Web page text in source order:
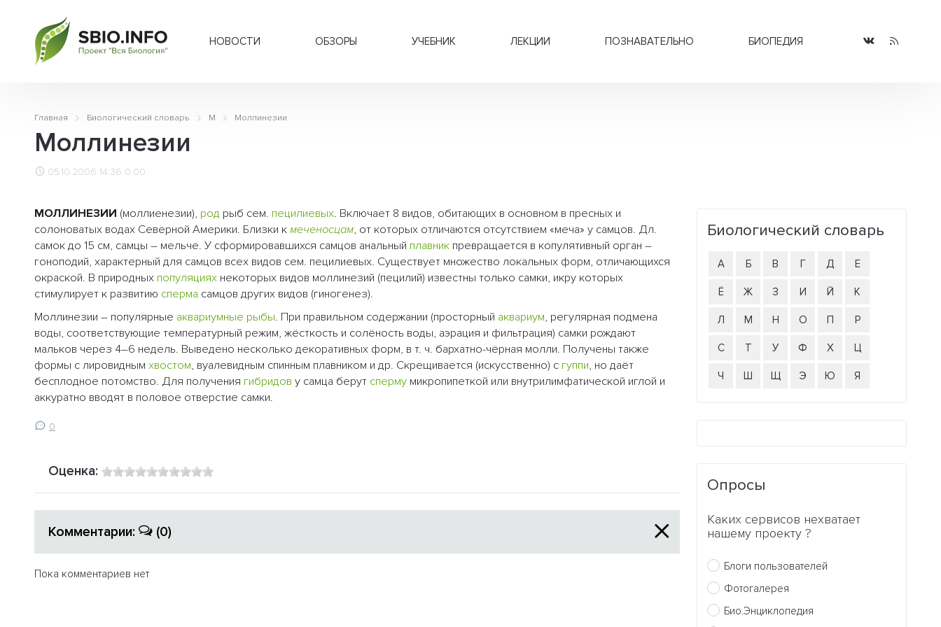
НОВОСТИ ОБЗОРЫ УЧЕБНИК ЛЕКЦИИ ПОЗНАВАТЕЛЬНО БИОПЕДИЯ
Главная Биологический словарь М Моллинезии
Моллинезии
05.10.2006 14:36 0.00
МОЛЛИНЕЗИИ (моллиенезии), род рыб сем. пецилиевых. Включает 8 видов, обитающих в основном в пресных и
солоноватых водах Северной Америки. Близки к меченосцам, от которых отличаются отсутствием «меча» у самцов. Дл.
самок до 15 см, самцы – мельче. У сформировавшихся самцов анальный плавник превращается в копулятивный орган –
гоноподий, характерный для самцов всех видов сем. пецилиевых. Существует множество локальных форм, отличающихся
окраской. В природных популяциях некоторых видов моллинезий (пецилий) известны только самки, икру которых
стимулирует к развитию сперма самцов других видов (гиногенез).
Моллинезии – популярные аквариумные рыбы. При правильном содержании (просторный аквариум, регулярная подмена
воды, соответствующие температурный режим, жёсткость и солёность воды, аэрация и фильтрация) самки рождают
мальков через 4–6 недель. Выведено несколько декоративных форм, в т. ч. бархатно-чёрная молли. Получены также
формы с лировидным хвостом, вуалевидным спинным плавником и др. Скрещивается (искусственно) с гуппи, но даёт
бесплодное потомство. Для получения гибридов у самца берут сперму микропипеткой или внутрилимфатической иглой и
аккуратно вводят в половое отверстие самки.
0
Оценка:
Комментарии: (0)
Пока комментариев нет
Биологический словарь
А Б В Г Д Е
Ё Ж З И Й К
Л М Н О П Р
С Т У Ф Х Ц
Ч Ш Щ Э Ю Я
Опросы
Каких сервисов нехватает
нашему проекту ?
Блоги пользователей
Фотогалерея
Био.Энциклопедия